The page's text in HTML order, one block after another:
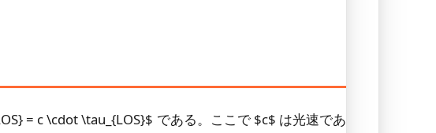
= c \cdot \tau_{LOS}$ である。ここで $c$ は光速であ